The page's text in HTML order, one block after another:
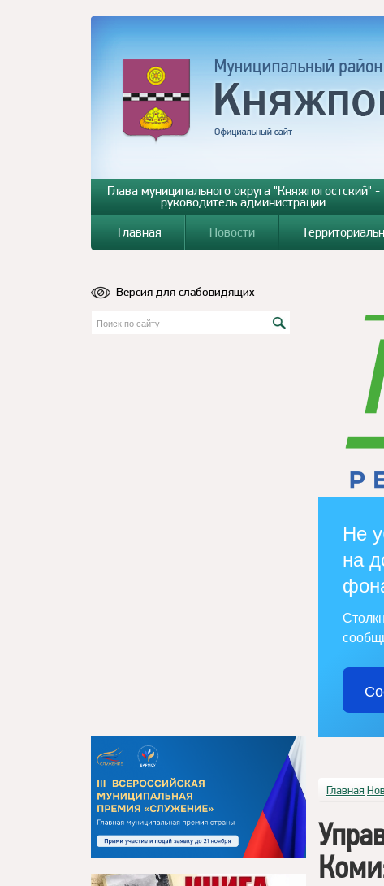
Глава муниципального округа "Княжпогостский" -
руководитель администрации
Главная Новости
Версия для слабовидящих
Не
на
Главная